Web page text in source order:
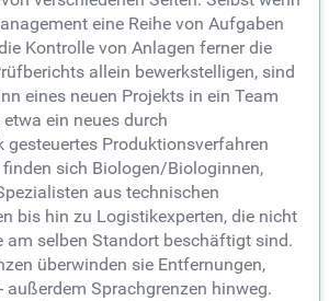
eine Reihe von Aufgaben
Kontrolle von Anlagen ferner die
allein bewerkstelligen, sind
eines neuen Projekts in ein Team
ein neues durch
gesteuertes Produktionsverfahren
sich Biologen/Biologinnen,
aus technischen
bis hin zu Logistikexperten, die nicht
am selben Standort beschäftigt sind.
überwinden sie Entfernungen,
außerdem Sprachgrenzen hinweg.